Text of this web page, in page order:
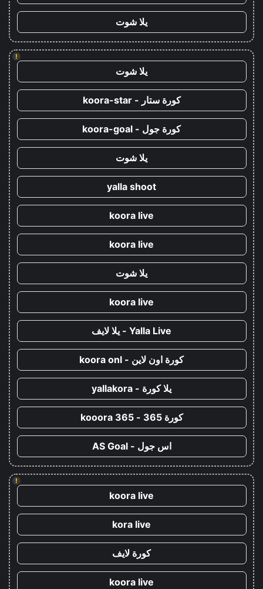
يلا شوت
!
يلا شوت
كورة ستار - koora-star
كورة جول - koora-goal
يلا شوت
yalla shoot
koora live
koora live
يلا شوت
koora live
Yalla Live - يلا لايف
كورة اون لاين - koora onl
يلا كورة - yallakora
كورة 365 - kooora 365
اس جول - AS Goal
!
koora live
kora live
كورة لايف
koora live